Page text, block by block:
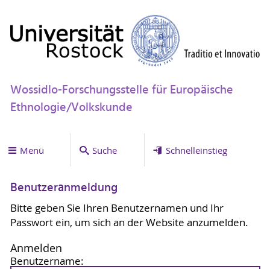
Wossidlo-Forschungsstelle für Europäische
Ethnologie/Volkskunde
Menü Suche Schnelleinstieg
Benutzeranmeldung
Bitte geben Sie Ihren Benutzernamen und Ihr
Passwort ein, um sich an der Website anzumelden.
Anmelden
Benutzername: